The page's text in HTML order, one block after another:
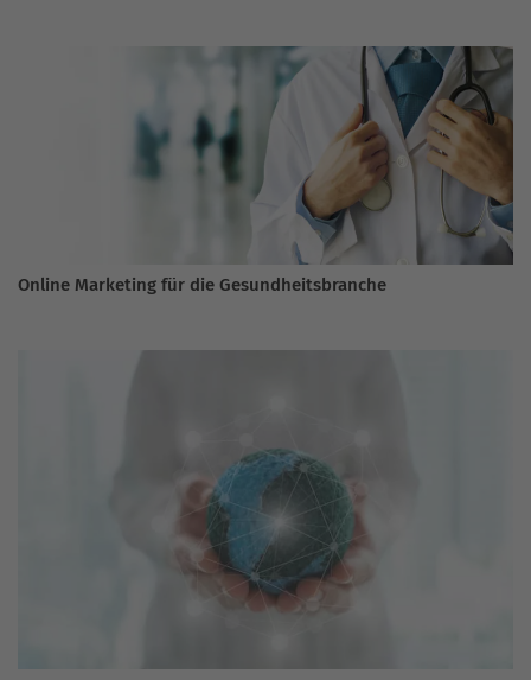
Online Marketing für die Gesundheitsbranche